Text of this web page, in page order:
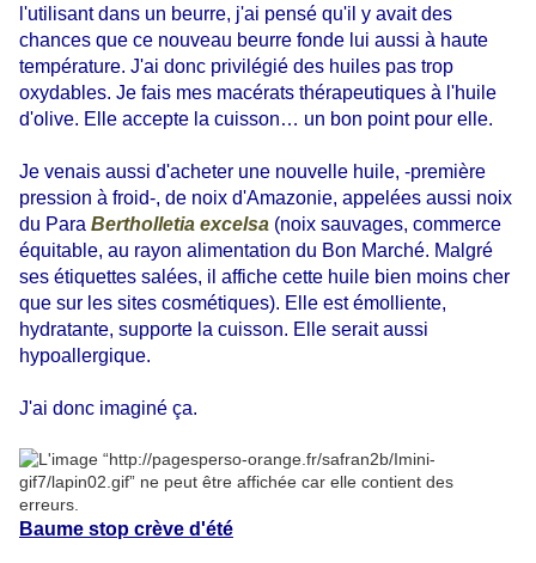
l'utilisant dans un beurre, j'ai pensé qu'il y avait des
chances que ce nouveau beurre fonde lui aussi à haute
température. J'ai donc privilégié des huiles pas trop
oxydables. Je fais mes macérats thérapeutiques à l'huile
d'olive. Elle accepte la cuisson… un bon point pour elle.
Je venais aussi d'acheter une nouvelle huile, -première
pression à froid-, de noix d'Amazonie, appelées aussi noix
du Para Bertholletia excelsa (noix sauvages, commerce
équitable, au rayon alimentation du Bon Marché. Malgré
ses étiquettes salées, il affiche cette huile bien moins cher
que sur les sites cosmétiques). Elle est émolliente,
hydratante, supporte la cuisson. Elle serait aussi
hypoallergique.
J'ai donc imaginé ça.
Baume stop crève d'été